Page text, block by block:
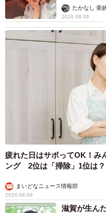
ャストに取材
たかなし 亜
2026.08.09
疲れた日はサボってOK！み
ング 2位は「掃除」1位は？
まいどなニュース情報部
2026.08.09
滋賀が生ん